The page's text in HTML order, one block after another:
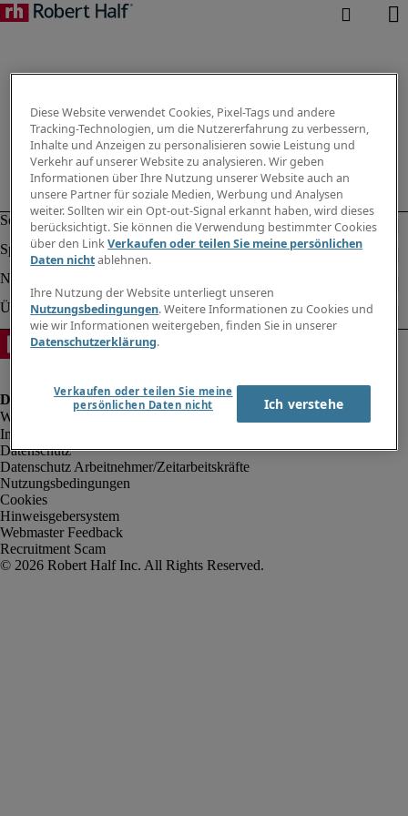
Impressum
Datenschutz
Datenschutz Arbeitnehmer/Zeitarbeitskräfte
Nutzungsbedingungen
Cookies
Hinweisgebersystem
Webmaster Feedback
Recruitment Scam
Diese Website verwendet Cookies, Pixel-Tags und andere
Tracking-Technologien, um die Nutzererfahrung zu verbessern,
Inhalte und Anzeigen zu personalisieren sowie Leistung und
Verkehr auf unserer Website zu analysieren. Wir geben
Informationen über Ihre Nutzung unserer Website auch an
unsere Partner für soziale Medien, Werbung und Analysen
weiter. Sollten wir ein Opt-out-Signal erkannt haben, wird dieses
berücksichtigt. Sie können die Verwendung bestimmter Cookies
über den LinkVerkaufen oder teilen Sie meine persönlichen
Daten nichtablehnen.
Ihre Nutzung der Website unterliegt unseren
Nutzungsbedingungen. Weitere Informationen zu Cookies und
wie wir Informationen weitergeben, finden Sie in unserer
Datenschutzerklärung.
Verkaufen oder teilen Sie meine
persönlichen Daten nicht
Ich verstehe